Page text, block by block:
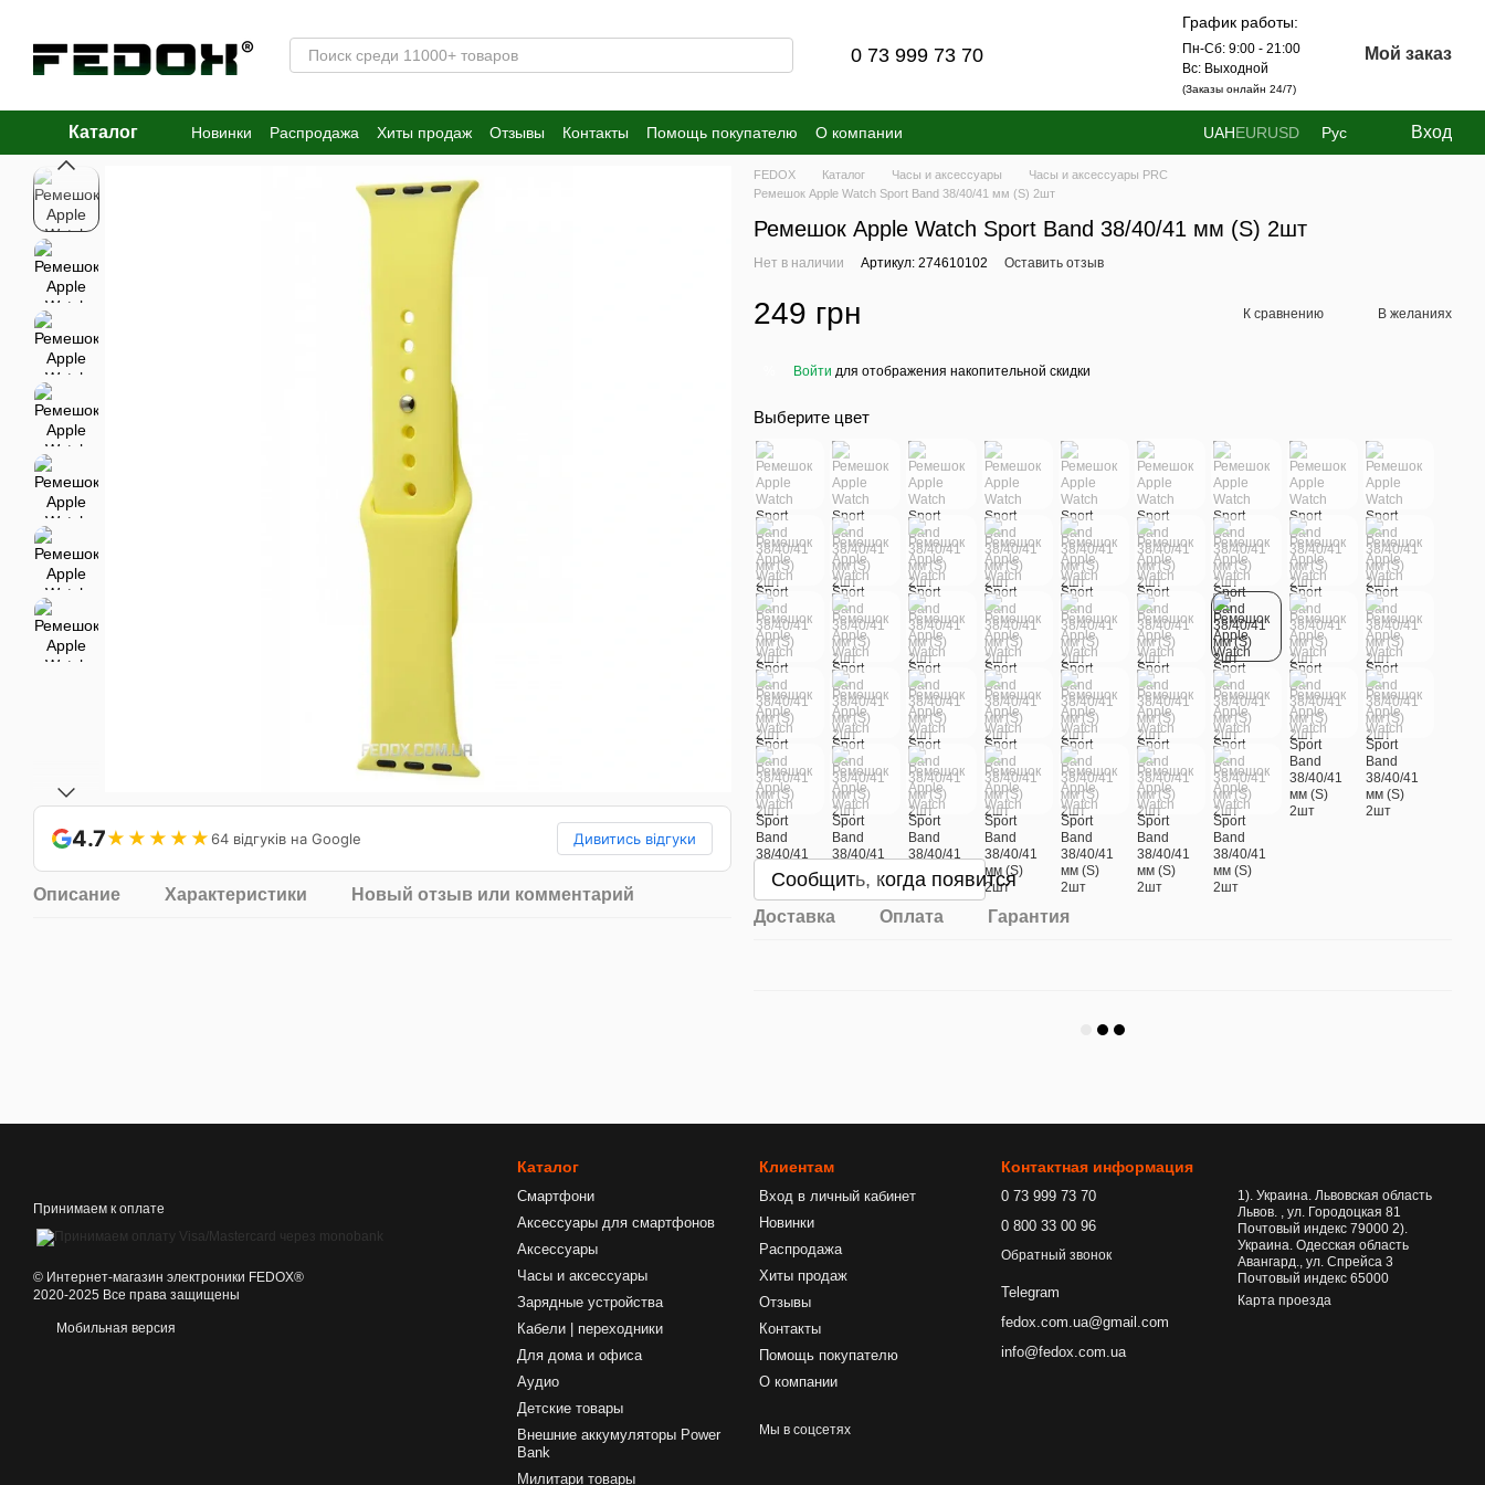
0 73 999 73 70
График работы:
Пн-Сб: 9:00 - 21:00
Вс: Выходной
(Заказы онлайн 24/7)
Мой заказ
Каталог Новинки Распродажа Хиты продаж Отзывы Контакты Помощь покупателю О компании UAHEURUSD Рус Вход
4.7★★★★★64 відгуків на Google Дивитись відгуки
Описание Характеристики Новый отзыв или комментарий
FEDOX Каталог Часы и аксессуары
Часы и аксессуары PRC
Ремешок Apple Watch Sport Band 38/40/41 мм (S) 2шт
Ремешок Apple Watch Sport Band 38/40/41 мм (S) 2шт
Нет в наличии Артикул: 274610102 Оставить отзыв
249 грн К сравнению В желаниях
Войти для отображения накопительной скидки
Выберите цвет
Сообщить, когда появится
Доставка Оплата Гарантия
Принимаем к оплате
©️ Интернет-магазин электроники FEDOX®
2020-2025 Все права защищены
Мобильная версия
Каталог
Смартфони
Аксессуары для смартфонов
Аксессуары
Часы и аксессуары
Зарядные устройства
Кабели | переходники
Для дома и офиса
Аудио
Детские товары
Внешние аккумуляторы Power
Bank
Милитари товары
Клиентам
Вход в личный кабинет
Новинки
Распродажа
Хиты продаж
Отзывы
Контакты
Помощь покупателю
О компании
Мы в соцсетях
Контактная информация
0 73 999 73 70
0 800 33 00 96
Обратный звонок
Telegram
fedox.com.ua@gmail.com
info@fedox.com.ua
1). Украина. Львовская область
Львов. , ул. Городоцкая 81
Почтовый индекс 79000 2).
Украина. Одесская область
Авангард., ул. Спрейса 3
Почтовый индекс 65000
Карта проезда